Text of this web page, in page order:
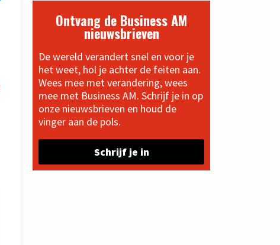
Ontvang de Business AM
nieuwsbrieven
De wereld verandert snel en voor je
het weet, hol je achter de feiten aan.
Wees mee met verandering, wees
mee met Business AM. Schrijf je in op
onze nieuwsbrieven en houd de
vinger aan de pols.
Schrijf je in